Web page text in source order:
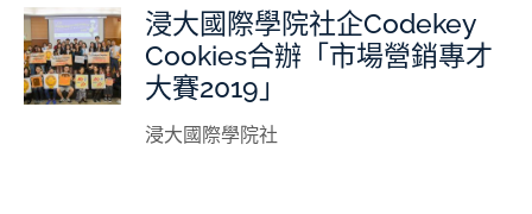
浸大國際學院社企Codekey
Cookies合辦「市場營銷專才
大賽2019」
浸大國際學院社